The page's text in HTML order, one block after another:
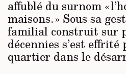
affublé du surnom «
maisons. » Sous sa
familial construit sur
décennies s’est
quartier dans le